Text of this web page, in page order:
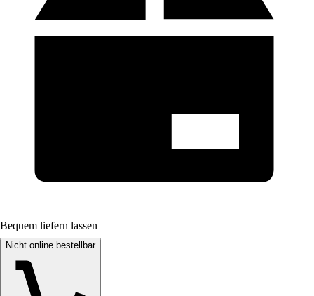
Bequem liefern lassen
Nicht online bestellbar